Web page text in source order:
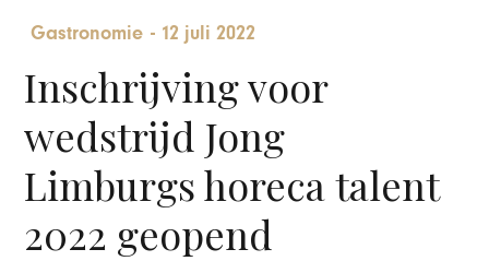
Gastronomie - 12 juli 2022
Inschrijving voor
wedstrijd Jong
Limburgs horeca talent
2022 geopend